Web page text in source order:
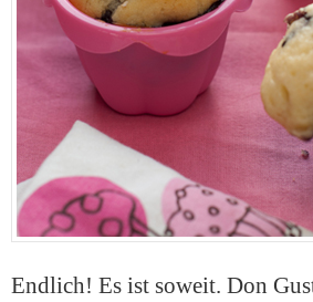
Endlich! Es ist soweit. Don